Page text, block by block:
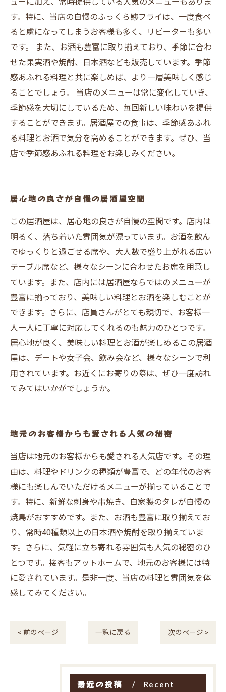
す。特に、当店の自慢のふっくら鯵フライは、一度食べ
ると虜になってしまうお客様も多く、リピーターも多い
です。 また、お酒も豊富に取り揃えており、季節に合わ
せた果実酒や焼酎、日本酒なども販売しています。季節
感あふれる料理と共に楽しめば、より一層美味しく感じ
ることでしょう。 当店のメニューは常に変化していき、
季節感を大切にしているため、毎回新しい味わいを提供
することができます。居酒屋での食事は、季節感あふれ
る料理とお酒で気分を高めることができます。ぜひ、当
店で季節感あふれる料理をお楽しみください。
居心地の良さが自慢の居酒屋空間
この居酒屋は、居心地の良さが自慢の空間です。店内は
明るく、落ち着いた雰囲気が漂っています。お酒を飲ん
でゆっくりと過ごせる席や、大人数で盛り上がれる広い
テーブル席など、様々なシーンに合わせたお席を用意し
ています。また、店内には居酒屋ならではのメニューが
豊富に揃っており、美味しい料理とお酒を楽しむことが
できます。さらに、店員さんがとても親切で、お客様一
人一人に丁寧に対応してくれるのも魅力のひとつです。
居心地が良く、美味しい料理とお酒が楽しめるこの居酒
屋は、デートや女子会、飲み会など、様々なシーンで利
用されています。お近くにお寄りの際は、ぜひ一度訪れ
てみてはいかがでしょうか。
地元のお客様からも愛される人気の秘密
当店は地元のお客様からも愛される人気店です。その理
由は、料理やドリンクの種類が豊富で、どの年代のお客
様にも楽しんでいただけるメニューが揃っていることで
す。特に、新鮮な刺身や串焼き、自家製のタレが自慢の
焼鳥がおすすめです。また、お酒も豊富に取り揃えてお
り、常時40種類以上の日本酒や焼酎を取り揃えていま
す。さらに、気軽に立ち寄れる雰囲気も人気の秘密のひ
とつです。接客もアットホームで、地元のお客様には特
に愛されています。是非一度、当店の料理と雰囲気を体
感してみてください。
< 前のページ 一覧に戻る 次のページ >
最近の投稿
Recent